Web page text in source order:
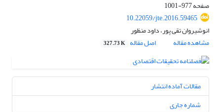
صفحه977-1001
10.22059/jte.2016.59465
انوشیروان تقی پور، داود منظور
مشاهده مقاله
اصل مقاله 327.73 K
مقالات آماده انتشار
شماره جاری